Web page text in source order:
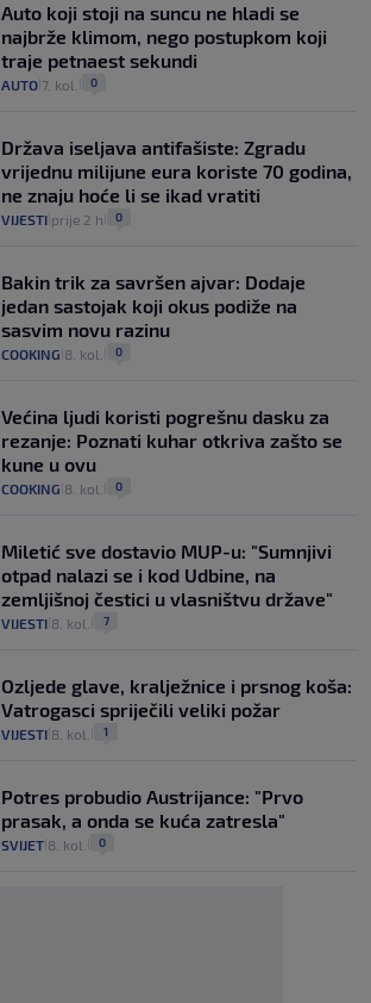
Auto koji stoji na suncu ne hladi se
najbrže klimom, nego postupkom koji
traje petnaest sekundi
AUTO 7. kol. 0
Država iseljava antifašiste: Zgradu
vrijednu milijune eura koriste 70 godina,
ne znaju hoće li se ikad vratiti
VIJESTI prije 2 h 0
Bakin trik za savršen ajvar: Dodaje
jedan sastojak koji okus podiže na
sasvim novu razinu
COOKING 8. kol. 0
Većina ljudi koristi pogrešnu dasku za
rezanje: Poznati kuhar otkriva zašto se
kune u ovu
COOKING 8. kol. 0
Miletić sve dostavio MUP-u: "Sumnjivi
otpad nalazi se i kod Udbine, na
zemljišnoj čestici u vlasništvu države"
VIJESTI 8. kol. 7
Ozljede glave, kralježnice i prsnog koša:
Vatrogasci spriječili veliki požar
VIJESTI 8. kol. 1
Potres probudio Austrijance: "Prvo
prasak, a onda se kuća zatresla"
SVIJET 8. kol. 0